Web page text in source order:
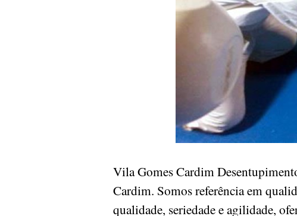
Vila Gomes Cardim
Cardim. Somos referência em
qualidade, seriedade e agilidade,